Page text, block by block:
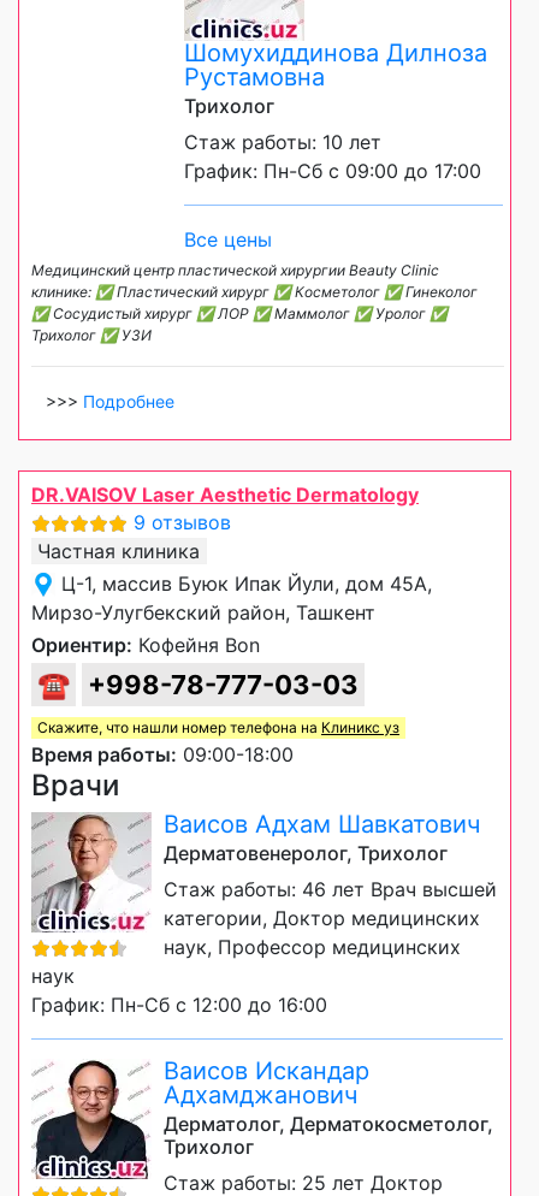
Шомухиддинова Дилноза
Рустамовна
Трихолог
Стаж работы: 10 лет
График: Пн-Сб с 09:00 до 17:00
Все цены
Медицинский центр пластической хирургии Beauty Clinic
клинике: ✅ Пластический хирург ✅ Косметолог ✅ Гинеколог
✅ Сосудистый хирург ✅ ЛОР ✅ Маммолог ✅ Уролог ✅
Трихолог ✅ УЗИ
>>> Подробнее
DR.VAISOV Laser Aesthetic Dermatology
9 отзывов
Частная клиника
Ц-1, массив Буюк Ипак Йули, дом 45А,
Мирзо-Улугбекский район, Ташкент
Ориентир: Кофейня Bon
☎ +998-78-777-03-03
Скажите, что нашли номер телефона на Клиникс уз
Время работы: 09:00-18:00
Врачи
Ваисов Адхам Шавкатович
Дерматовенеролог, Трихолог
Стаж работы: 46 лет Врач высшей
категории, Доктор медицинских
наук, Профессор медицинских
наук
График: Пн-Сб с 12:00 до 16:00
Ваисов Искандар
Адхамджанович
Дерматолог, Дерматокосметолог,
Трихолог
Стаж работы: 25 лет Доктор